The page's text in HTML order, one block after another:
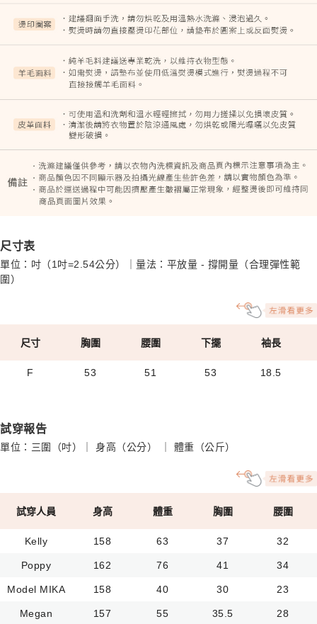
尺寸表
單位：吋（1吋=2.54公分）｜量法：平放量 - 撐開量（合理彈性範
圍）
尺寸 胸圍 腰圍 下擺 袖長
F 53 51 53 18.5
試穿報告
單位：三圍（吋）｜ 身高（公分） ｜ 體重（公斤）
試穿人員 身高 體重 胸圍 腰圍
Kelly 158 63 37 32
Poppy 162 76 41 34
Model MIKA 158 40 30 23
Megan 157 55 35.5 28